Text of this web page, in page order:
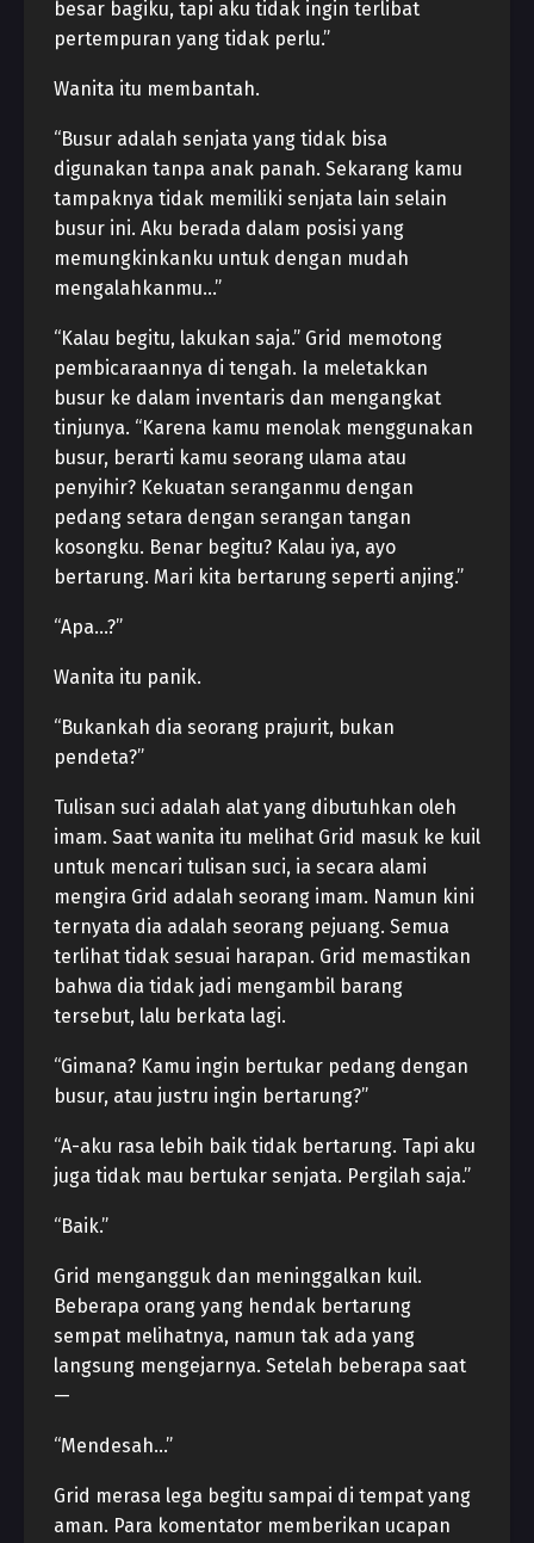
besar bagiku, tapi aku tidak ingin terlibat
pertempuran yang tidak perlu.”
Wanita itu membantah.
“Busur adalah senjata yang tidak bisa
digunakan tanpa anak panah. Sekarang kamu
tampaknya tidak memiliki senjata lain selain
busur ini. Aku berada dalam posisi yang
memungkinkanku untuk dengan mudah
mengalahkanmu…”
“Kalau begitu, lakukan saja.” Grid memotong
pembicaraannya di tengah. Ia meletakkan
busur ke dalam inventaris dan mengangkat
tinjunya. “Karena kamu menolak menggunakan
busur, berarti kamu seorang ulama atau
penyihir? Kekuatan seranganmu dengan
pedang setara dengan serangan tangan
kosongku. Benar begitu? Kalau iya, ayo
bertarung. Mari kita bertarung seperti anjing.”
“Apa…?”
Wanita itu panik.
“Bukankah dia seorang prajurit, bukan
pendeta?”
Tulisan suci adalah alat yang dibutuhkan oleh
imam. Saat wanita itu melihat Grid masuk ke kuil
untuk mencari tulisan suci, ia secara alami
mengira Grid adalah seorang imam. Namun kini
ternyata dia adalah seorang pejuang. Semua
terlihat tidak sesuai harapan. Grid memastikan
bahwa dia tidak jadi mengambil barang
tersebut, lalu berkata lagi.
“Gimana? Kamu ingin bertukar pedang dengan
busur, atau justru ingin bertarung?”
“A-aku rasa lebih baik tidak bertarung. Tapi aku
juga tidak mau bertukar senjata. Pergilah saja.”
“Baik.”
Grid mengangguk dan meninggalkan kuil.
Beberapa orang yang hendak bertarung
sempat melihatnya, namun tak ada yang
langsung mengejarnya. Setelah beberapa saat
—
“Mendesah…”
Grid merasa lega begitu sampai di tempat yang
aman. Para komentator memberikan ucapan